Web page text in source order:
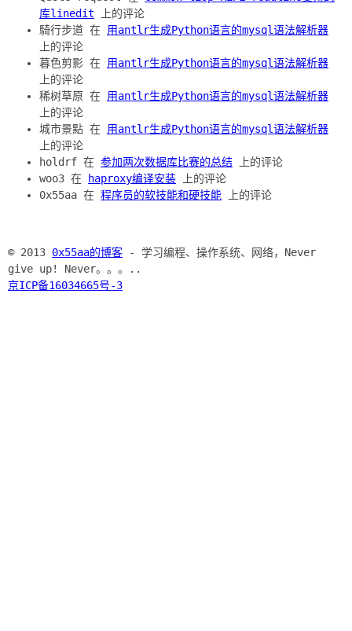
库linedit 上的评论
騎行步道 在 用antlr生成Python语言的mysql语法解析器
上的评论
暮色剪影 在 用antlr生成Python语言的mysql语法解析器
上的评论
稀树草原 在 用antlr生成Python语言的mysql语法解析器
上的评论
城市景點 在 用antlr生成Python语言的mysql语法解析器
上的评论
holdrf 在 参加两次数据库比赛的总结 上的评论
woo3 在
haproxy编译安装 上的评论
0x55aa 在 程序员的软技能和硬技能 上的评论
© 2013 0x55aa的博客 - 学习编程、操作系统、网络，Never
give up! Never。。。..
京ICP备16034665号-3